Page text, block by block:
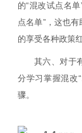
的“混改试点名
点名单”，这也
的享受各种政策红
其六、对于
分学习掌握混改“
骤。